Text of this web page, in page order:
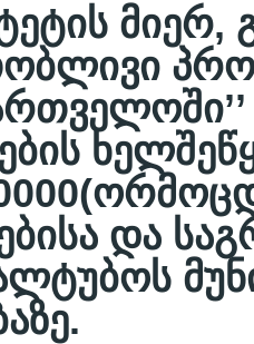
მიერ,
და